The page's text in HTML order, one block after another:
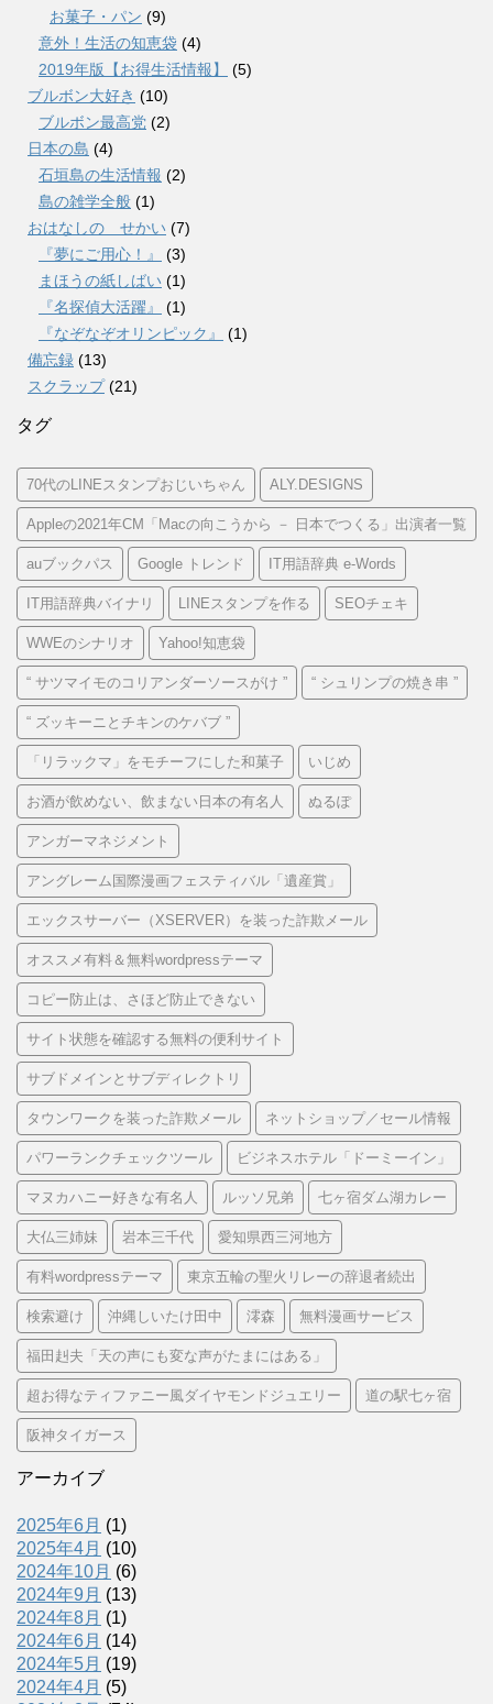
お菓子・パン (9)
意外！生活の知恵袋 (4)
2019年版【お得生活情報】
(5)
ブルボン大好き (10)
ブルボン最高党 (2)
日本の島 (4)
石垣島の生活情報 (2)
島の雑学全般 (1)
おはなしの せかい (7)
『夢にご用心！』
(3)
まほうの紙しばい (1)
『名探偵大活躍』
(1)
『なぞなぞオリンピック』
(1)
備忘録 (13)
スクラップ(21)
タグ
70代のLINEスタンプおじいちゃん ALY.DESIGNS
Appleの2021年CM「Macの向こうから － 日本でつくる」出演者一覧
auブックパス Google トレンド IT用語辞典 e-Words
IT用語辞典バイナリ LINEスタンプを作る SEOチェキ
WWEのシナリオ Yahoo!知恵袋
“ サツマイモのコリアンダーソースがけ ” “ シュリンプの焼き串 ”
“ ズッキーニとチキンのケバブ ”
「リラックマ」をモチーフにした和菓子 いじめ
お酒が飲めない、飲まない日本の有名人 ぬるぽ
アンガーマネジメント
アングレーム国際漫画フェスティバル「遺産賞」
エックスサーバー（XSERVER）を装った詐欺メール
オススメ有料＆無料wordpressテーマ
コピー防止は、さほど防止できない
サイト状態を確認する無料の便利サイト
サブドメインとサブディレクトリ
タウンワークを装った詐欺メール ネットショップ／セール情報
パワーランクチェックツール ビジネスホテル「ドーミーイン」
マヌカハニー好きな有名人 ルッソ兄弟 七ヶ宿ダム湖カレー
大仏三姉妹 岩本三千代 愛知県西三河地方
有料wordpressテーマ 東京五輪の聖火リレーの辞退者続出
検索避け 沖縄しいたけ田中 澪森 無料漫画サービス
福田赳夫「天の声にも変な声がたまにはある」
超お得なティファニー風ダイヤモンドジュエリー 道の駅七ヶ宿
阪神タイガース
アーカイブ
2025年6月 (1)
2025年4月 (10)
2024年10月 (6)
2024年9月 (13)
2024年8月 (1)
2024年6月 (14)
2024年5月 (19)
2024年4月 (5)